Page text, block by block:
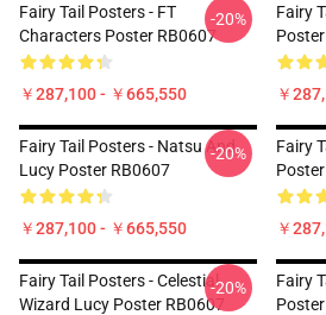
Fairy Tail Posters - FT
Characters Poster RB0607
￥287,100 - ￥665,550
-20%
Fairy
￥
Fairy Tail Posters - Natsu And
Lucy Poster RB0607
￥287,100 - ￥665,550
-20%
Fairy
￥
Fairy Tail Posters - Celestial
Wizard Lucy Poster RB0607
-20%
Fairy